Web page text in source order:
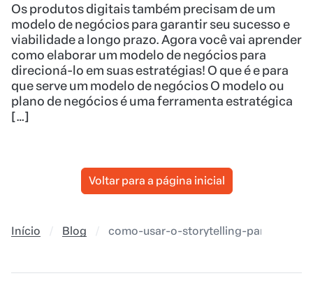
Os produtos digitais também precisam de um
modelo de negócios para garantir seu sucesso e
viabilidade a longo prazo. Agora você vai aprender
como elaborar um modelo de negócios para
direcioná-lo em suas estratégias! O que é e para
que serve um modelo de negócios O modelo ou
plano de negócios é uma ferramenta estratégica
[…]
Voltar para a página inicial
Início Blog como-usar-o-storytelling-para-